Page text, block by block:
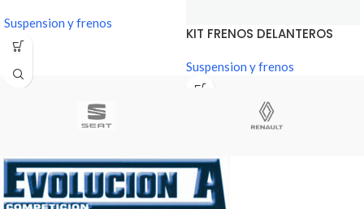
355mm
Suspension y frenos
KIT FRENOS DELANTEROS
Suspension y frenos